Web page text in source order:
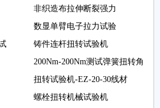
非织造布拉伸断裂强力
数显单臂电子拉力试验
铸件连杆扭转试验机
200Nm-200Nm测试弹簧扭转角
扭转试验机-EZ-20-30线材
螺栓扭转机械试验机